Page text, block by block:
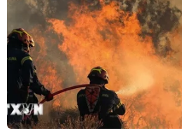
trợ và chăm sóc khi cách ly tại